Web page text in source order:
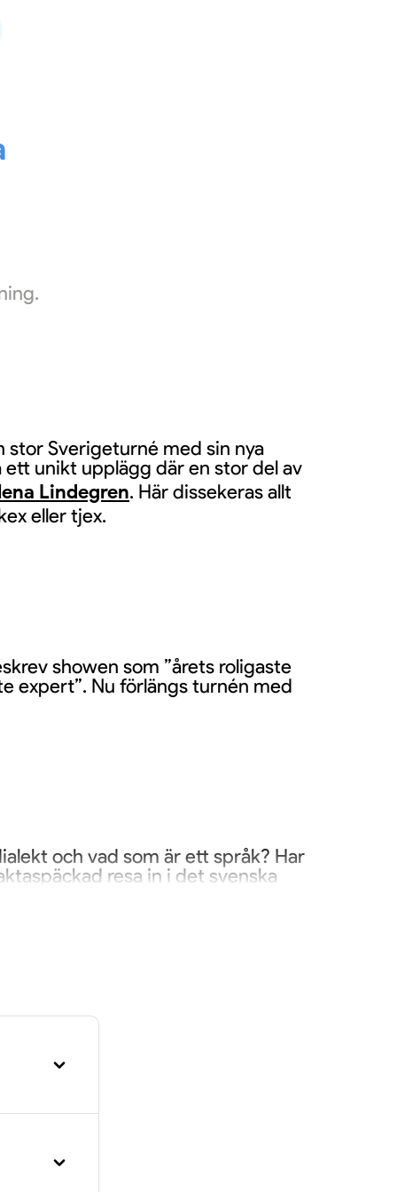
stor Sverigeturné med sin nya
unikt upplägg där en stor del av
Lindegren. Här dissekeras allt
eller tjex.
showen som ”årets roligaste
expert”. Nu förlängs turnén med
och vad som är ett språk? Har
resa in i det svenska
varje kväll unik.
– och som ger publiken möjlighet